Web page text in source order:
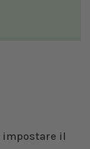
impostare il